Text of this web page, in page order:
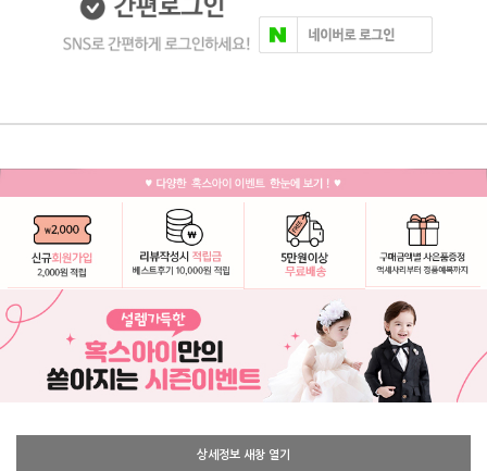
상세정보 새창 열기